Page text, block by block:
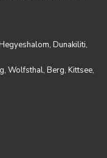
Dunakiliti,
Wolfsthal, Berg, Kittsee,